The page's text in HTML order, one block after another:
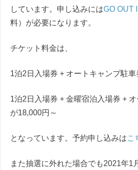
しています。申し込みにはGO OUT
料）が必要になります。
チケット料金は、
1泊2日入場券 + オートキャンプ駐車
1泊2日入場券 + 金曜宿泊入場券 +
が18,000円～
となっています。予約申し込みはこ
また抽選に外れた場合でも2021年1